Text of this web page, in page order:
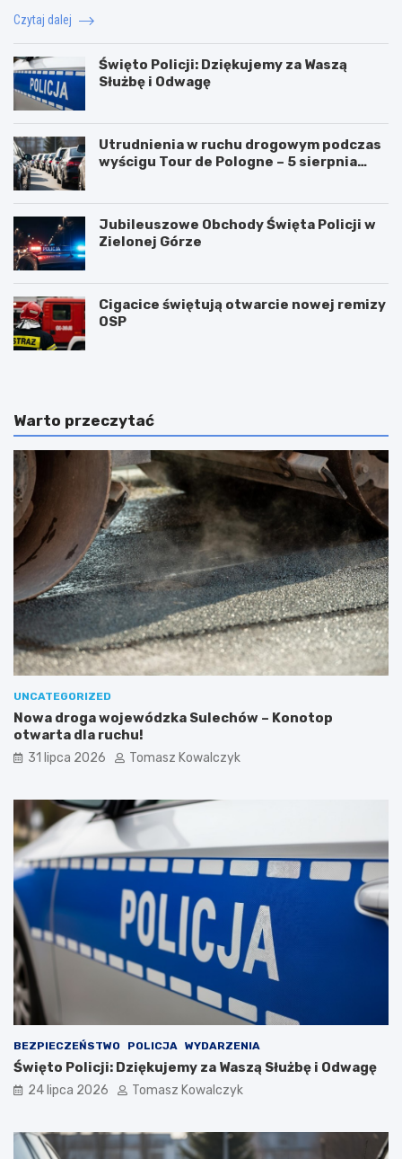
Czytaj dalej
Święto Policji: Dziękujemy za Waszą
Służbę i Odwagę
Utrudnienia w ruchu drogowym podczas
wyścigu Tour de Pologne – 5 sierpnia
Jubileuszowe Obchody Święta Policji w
Zielonej Górze
Cigacice świętują otwarcie nowej remizy
OSP
Warto przeczytać
UNCATEGORIZED
Nowa droga wojewódzka Sulechów – Konotop
otwarta dla ruchu!
31 lipca 2026 Tomasz Kowalczyk
BEZPIECZEŃSTWO POLICJA WYDARZENIA
Święto Policji: Dziękujemy za Waszą Służbę i Odwagę
24 lipca 2026 Tomasz Kowalczyk